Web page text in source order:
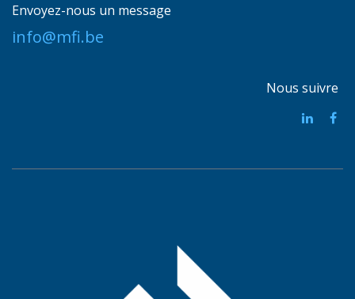
Envoyez-nous un message
info@mfi.be
Nous suivre